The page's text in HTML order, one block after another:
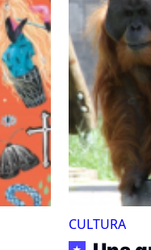
CULTURA